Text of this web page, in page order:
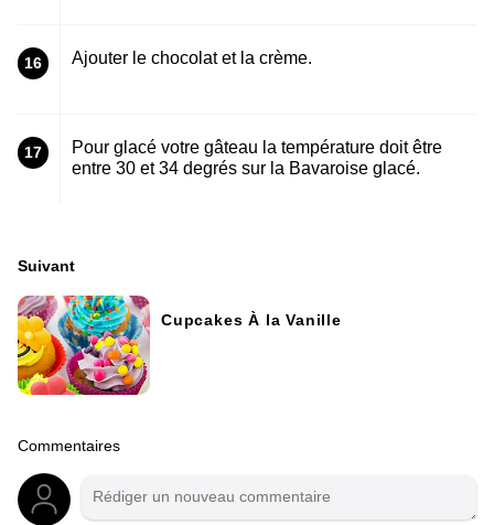
16 Ajouter le chocolat et la crème.
17
Pour glacé votre gâteau la température doit être
entre 30 et 34 degrés sur la Bavaroise glacé.
Suivant
Cupcakes À la Vanille
Commentaires